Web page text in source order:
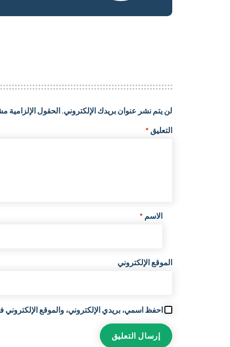
لن يتم نشر عنوان بريدك الإلكتروني. الحقول الإلزامية
التعليق *
الاسم *
الموقع الإلكتروني
احفظ اسمي، بريدي الإلكتروني، والموقع